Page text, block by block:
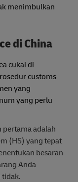
menimbulkan
di China
cukai di
customs
yang
yang perlu
pertama adalah
(HS) yang tepat
besaran
Anda
tidak.